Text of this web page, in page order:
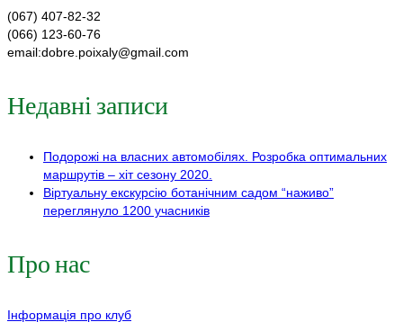
(067) 407-82-32
(066) 123-60-76
email:dobre.poixaly@gmail.com
Недавні записи
Подорожі на власних автомобілях. Розробка оптимальних
маршрутів – хіт сезону 2020.
Віртуальну екскурсію ботанічним садом “наживо”
переглянуло 1200 учасників
Про нас
Інформація про клуб